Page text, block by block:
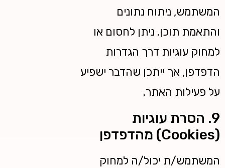
המשתמש, ניתוח נתונים
והתאמת תוכן. ניתן לחסום או
למחוק עוגיות דרך הגדרות
הדפדפן, אך ייתכן שהדבר ישפיע
על פעילות האתר.
9. הסרת עוגיות
(Cookies) מהדפדפן
המשתמש/ת יכול/ה למחוק